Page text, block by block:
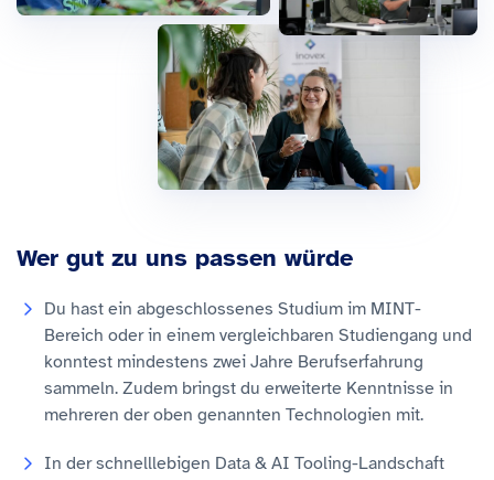
Wer gut zu uns passen würde
Du hast ein abgeschlossenes Studium im MINT-
Bereich oder in einem vergleichbaren Studiengang und
konntest mindestens zwei Jahre Berufserfahrung
sammeln. Zudem bringst du erweiterte Kenntnisse in
mehreren der oben genannten Technologien mit.
In der schnelllebigen Data & AI Tooling-Landschaft